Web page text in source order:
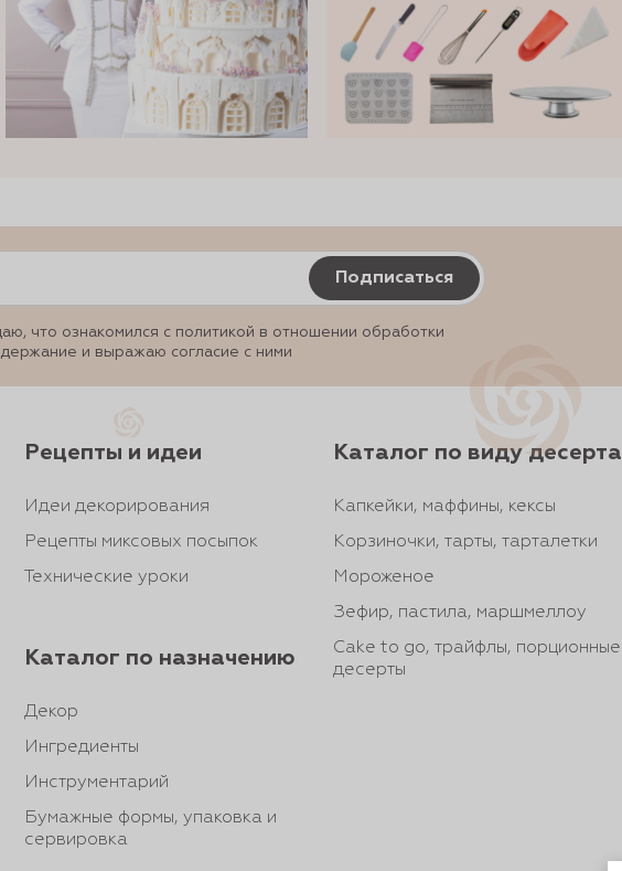
Подписаться
что ознакомился с политикой в отношении обработки
и выражаю согласие с ними
Рецепты и идеи
Идеи декорирования
Рецепты миксовых посыпок
Технические уроки
Каталог по назначению
Декор
Ингредиенты
Инструментарий
Бумажные формы, упаковка и
сервировка
Каталог по виду десерта
Капкейки, маффины, кексы
Корзиночки, тарты, тарталетки
Мороженое
Зефир, пастила, маршмеллоу
Cake to go, трайфлы, порционные
десерты